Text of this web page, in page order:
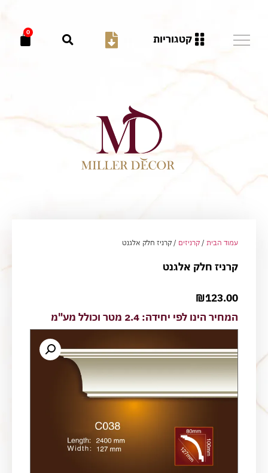
קטגוריות
0
עמוד הבית / קרניזים / קרניז חלק אלגנט
קרניז חלק אלגנט
₪123.00
המחיר הינו לפי יחידה: 2.4 מטר וכולל מע"מ